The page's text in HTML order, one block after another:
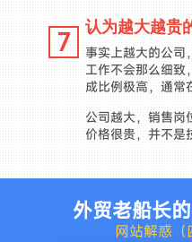
7 认为越大越贵
事实上越大的公司
工作不会那么细致
成比例极高，通常
公司越大，销售岗
价格很贵，并不是
外贸老船长
网站解惑（